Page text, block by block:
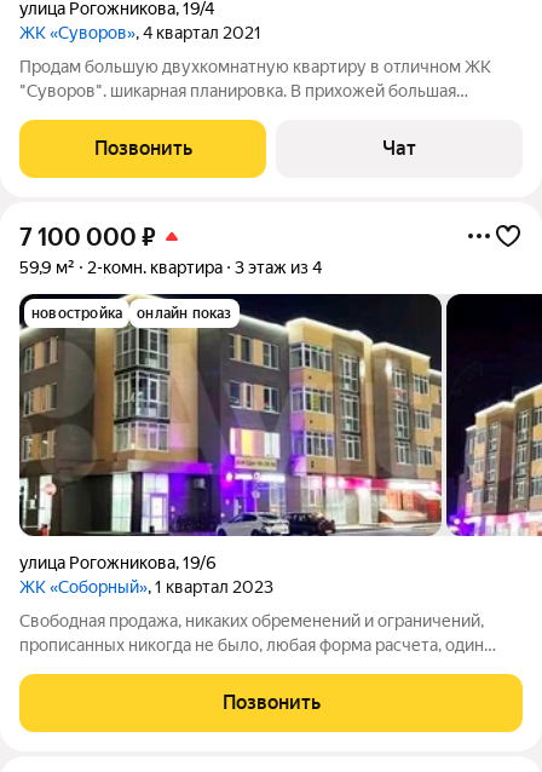
улица Рогожникова,19/4
ЖК «Суворов», 4 квартал 2021
Продам большую двухкомнатную квартиру в отличном ЖК
"Суворов". шикарная планировка. В прихожей большая
правильной формы. Выполнен современный ремонт, в светлых
тонах. Теплые полы, индивидуальное
Позвонить Чат
7 100 000 ₽
59,9 м² 2-комн. квартира 3 этаж из 4
новостройка онлайн показ
улица Рогожникова,19/6
ЖК «Соборный», 1 квартал 2023
Свободная продажа, никаких обременений и ограничений,
прописанных никогда не было, любая форма расчета, один
комплекс "Соборный" в центре развитого жилого района: -
мaлoквaртирный (94 квартиры),
Позвонить